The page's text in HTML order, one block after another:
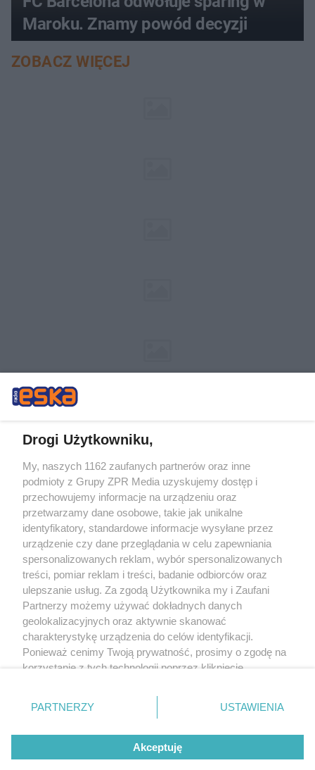
Maroku. Znamy powód decyzji
ZOBACZ WIĘCEJ
Żaden utwór zamieszczony w serwisie nie może być powielany i
rozpowszechniany lub dalej rozpowszechniany w jakikolwiek sposób (w
tym także elektroniczny lub mechaniczny) na jakimkolwiek polu
eksploatacji w jakiejkolwiek formie, włącznie z umieszczaniem w Internecie
bez pisemnej zgody właściciela praw. Jakiekolwiek użycie lub
wykorzystanie utworów w całości lub w części z naruszeniem prawa, tzn.
bez właściwej zgody, jest zabronione pod groźbą kary i może być ścigane
prawnie.
O nas
Drogi Użytkowniku,
My, naszych 1162 zaufanych partnerów oraz inne
podmioty z Grupy ZPR Media uzyskujemy dostęp i
przechowujemy informacje na urządzeniu oraz
przetwarzamy dane osobowe, takie jak unikalne
identyfikatory, standardowe informacje wysyłane przez
urządzenie czy dane przeglądania w celu zapewniania
spersonalizowanych reklam, wybór spersonalizowanych
treści, pomiar reklam i treści, badanie odbiorców oraz
ulepszanie usług. Za zgodą Użytkownika my i Zaufani
Partnerzy możemy używać dokładnych danych
geolokalizacyjnych oraz aktywnie skanować
charakterystykę urządzenia do celów identyfikacji.
Ponieważ cenimy Twoją prywatność, prosimy o zgodę na
korzystanie z tych technologii poprzez kliknięcie
zmienić/wycofać klikając przycisk ustawień prywatności
znajdujący się w lewym dolnym rogu strony
rodzaje przetwarzania danych nie wymagają zgody
użytkownika, ale masz prawo sprzeciwić się takiemu
przetwarzaniu. Preferencje będą miały zastosowanie tylko
PARTNERZY USTAWIENIA
Akceptuję